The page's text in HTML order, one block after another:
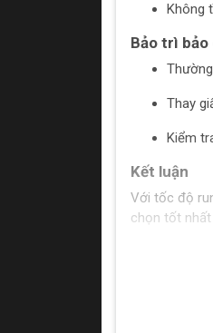
Không
Bảo trì bảo
Thay
Kiểm
Kết luận
Với tốc độ
chọn tốt